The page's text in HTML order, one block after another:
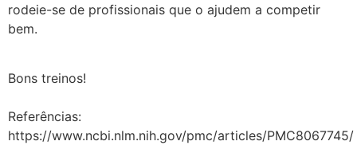
rodeie-se de profissionais que o ajudem a competir
bem.
Bons treinos!
Referências:
https://www.ncbi.nlm.nih.gov/pmc/articles/PMC8067745/